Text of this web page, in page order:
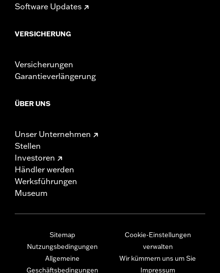
Software Updates
VERSICHERUNG
Versicherungen
Garantieverlängerung
ÜBER UNS
Unser Unternehmen
Stellen
Investoren
Händler werden
Werksführungen
Museum
Sitemap
Nutzungsbedingungen
Allgemeine
Geschäftsbedingungen
Cookie-Einstellungen
verwalten
Wir kümmern uns um Sie
Impressum